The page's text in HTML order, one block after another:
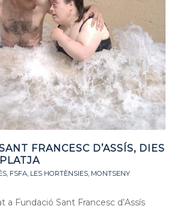
FRANCESC D’ASSÍS, DIES
, FSFA, LES HORTÈNSIES, MONTSENY
a Fundació Sant Francesc d’Assís